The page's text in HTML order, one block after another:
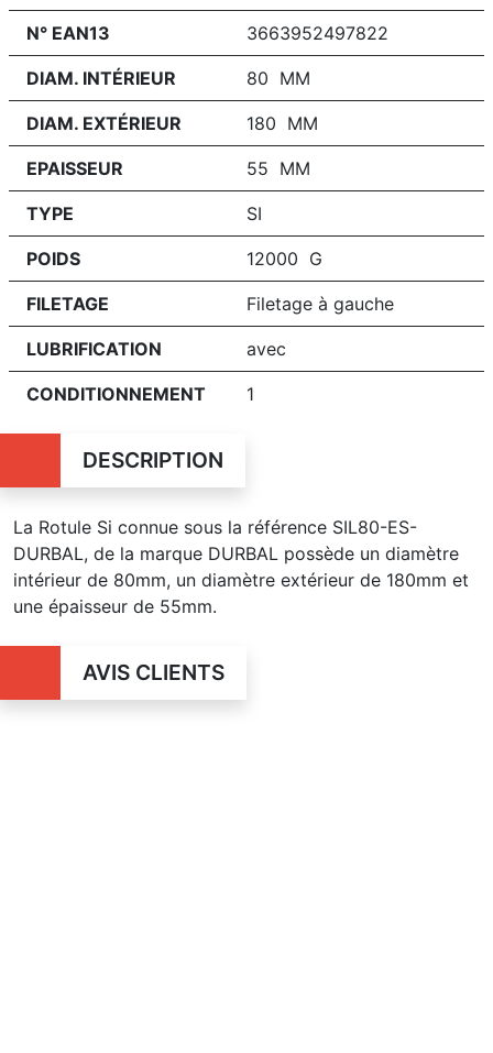
N° EAN13 3663952497822
DIAM. INTÉRIEUR 80 MM
DIAM. EXTÉRIEUR 180 MM
EPAISSEUR 55 MM
TYPE SI
POIDS 12000 G
FILETAGE Filetage à gauche
LUBRIFICATION avec
CONDITIONNEMENT 1
DESCRIPTION
La Rotule Si connue sous la référence SIL80-ES-
DURBAL, de la marque DURBAL possède un diamètre
intérieur de 80mm, un diamètre extérieur de 180mm et
une épaisseur de 55mm.
AVIS CLIENTS